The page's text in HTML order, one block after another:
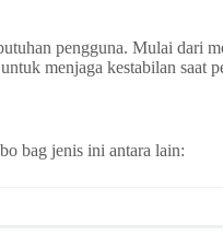
pengguna. Mulai dari
menjaga kestabilan saat
bag jenis ini antara lain: